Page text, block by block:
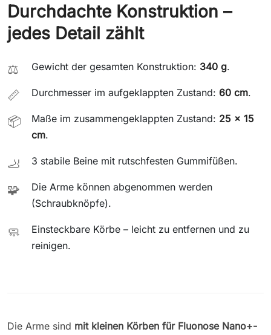
Durchdachte Konstruktion –
jedes Detail zählt
⚖️ Gewicht der gesamten Konstruktion: 340 g.
📏 Durchmesser im aufgeklappten Zustand: 60 cm.
📦 Maße im zusammengeklappten Zustand: 25 x 15
cm.
🦶 3 stabile Beine mit rutschfesten Gummifüßen.
🧩
Die Arme können abgenommen werden
(Schraubknöpfe).
🧼
Einsteckbare Körbe – leicht zu entfernen und zu
reinigen.
Die Arme sind mit kleinen Körben für Fluonose Nano+-